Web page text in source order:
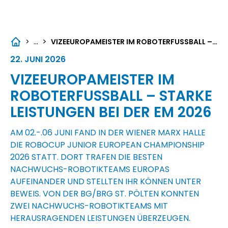
> ... > VIZEEUROPAMEISTER IM ROBOTERFUSSBALL – STARKE LEISTUNGEN BEI DER EM 2026
22. JUNI 2026
VIZEEUROPAMEISTER IM
ROBOTERFUSSBALL – STARKE L
EISTUNGEN BEI DER EM 2026
AM 02.-.06 JUNI FAND IN DER WIENER MARX HALLE
DIE ROBOCUP JUNIOR EUROPEAN CHAMPIONSHIP
2026 STATT. DORT TRAFEN DIE BESTEN
NACHWUCHS-ROBOTIKTEAMS EUROPAS
AUFEINANDER UND STELLTEN IHR KÖNNEN UNTER
BEWEIS. VON DER BG/BRG ST. PÖLTEN KONNTEN
ZWEI NACHWUCHS-ROBOTIKTEAMS MIT
HERAUSRAGENDEN LEISTUNGEN ÜBERZEUGEN.